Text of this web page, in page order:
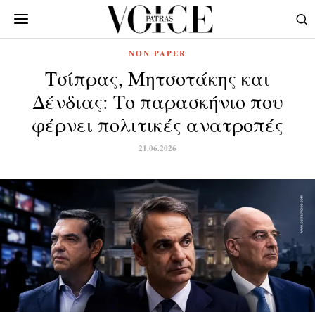
NON PAPER
Τσίπρας, Μητσοτάκης και
Δένδιας: Το παρασκήνιο που
φέρνει πολιτικές ανατροπές
21.06.2026